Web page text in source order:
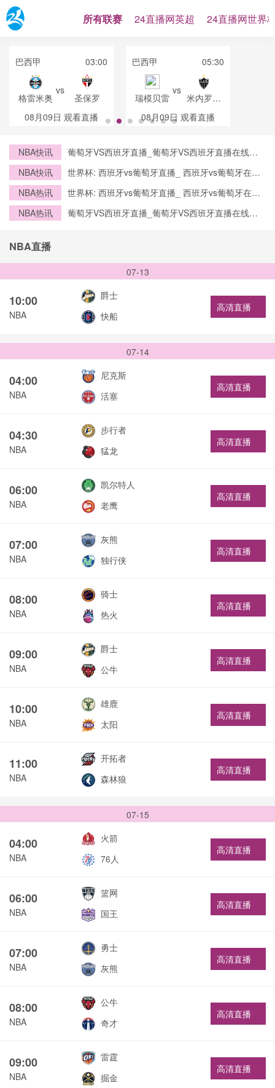
所有联赛 24直播网英超 24直播网世界
巴西甲 03:00
格雷米奥
vs
圣保罗
08月09日 观看直播
巴西甲 05:30
瑞模贝雷
vs
米内罗竞
技
08月09日 观看直播
NBA快讯
葡萄牙VS西班牙直播_葡萄牙VS西班牙直播在线观
NBA快讯
世界杯: 西班牙vs葡萄牙直播_ 西班牙vs葡萄牙在线
NBA热讯
世界杯: 西班牙vs葡萄牙直播_ 西班牙vs葡萄牙在线
NBA热讯
葡萄牙VS西班牙直播_葡萄牙VS西班牙直播在线观
NBA直播
07-13
10:00
NBA
爵士
快船
高清直播
07-14
04:00
NBA
尼克斯
活塞
高清直播
04:30
NBA
步行者
猛龙
高清直播
06:00
NBA
凯尔特人
老鹰
高清直播
07:00
NBA
灰熊
独行侠
高清直播
08:00
NBA
骑士
热火
高清直播
09:00
NBA
爵士
公牛
高清直播
10:00
NBA
雄鹿
太阳
高清直播
11:00
NBA
开拓者
森林狼
高清直播
07-15
04:00
NBA
火箭
76人
高清直播
06:00
NBA
篮网
国王
高清直播
07:00
NBA
勇士
灰熊
高清直播
08:00
NBA
公牛
奇才
高清直播
09:00
NBA
雷霆
掘金
高清直播